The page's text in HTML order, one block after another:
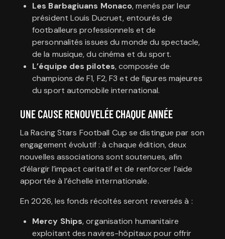
Les Barbagiuans Monaco, menés par leur
président Louis Ducruet, entourés de
footballeurs professionnels et de
personnalités issues du monde du spectacle,
de la musique, du cinéma et du sport.
L’équipe des pilotes, composée de
champions de F1, F2, F3 et de figures majeures
du sport automobile international.
UNE CAUSE RENOUVELÉE CHAQUE ANNÉE
La Racing Stars Football Cup se distingue par son
engagement évolutif : à chaque édition, deux
nouvelles associations sont soutenues, afin
d’élargir l’impact caritatif et de renforcer l’aide
apportée à l’échelle internationale.
En 2026, les fonds récoltés seront reversés à :
Mercy Ships, organisation humanitaire
exploitant des navires-hôpitaux pour offrir